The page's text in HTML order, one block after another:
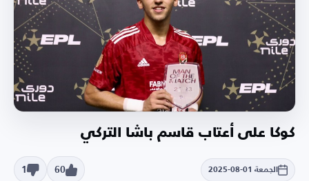
كوكا على أعتاب قاسم باشا التركي
الجمعة 01-08-2025 60
1